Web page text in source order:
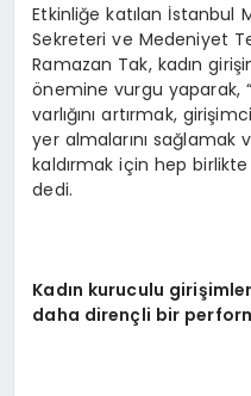
Etkinliğe katılan İstanbul
Sekreteri ve Medeniyet
Ramazan Tak, kadın
önemine vurgu yaparak,
varlığını artırmak,
yer almalarını sağlamak
kaldırmak için hep
dedi.
Kadın kuruculu
daha dirençli bir